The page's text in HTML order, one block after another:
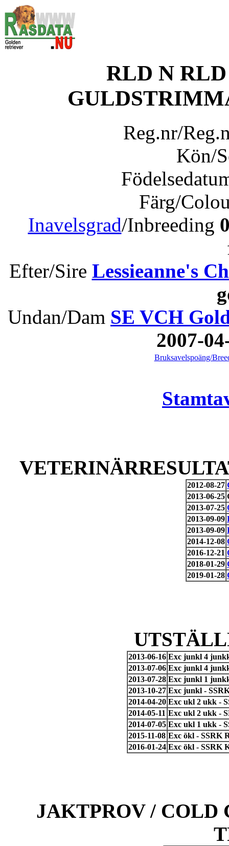
RLD N
Reg.nr/
Kön/
Färg/
Inavelsgrad/Inbreeding
Efter/Sire Lessieanne's
Undan/Dam SE VCH
2007-
Bruksavelspoäng/
2012-08-27
2013-06-25
2013-07-25
2013-09-09
2013-09-09
2014-12-08
2016-12-21
2018-01-29
2019-01-28
2013-06-16 Exc junkl 4
2013-07-06 Exc junkl 4
2013-07-28 Exc junkl 1
2013-10-27 Exc junkl -
2014-04-20 Exc ukl 2 ukk -
2014-05-11 Exc ukl 2 ukk -
2014-07-05 Exc ukl 1 ukk -
2015-11-08 Exc ökl - SSRK
2016-01-24 Exc ökl - SSRK
JAKTPROV / COLD